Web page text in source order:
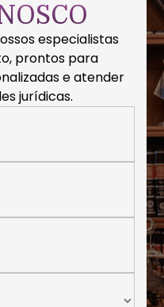
especialistas
prontos para
e atender
jurídicas.